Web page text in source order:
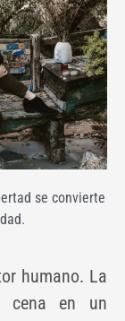
se convierte
humano. La
cena en un